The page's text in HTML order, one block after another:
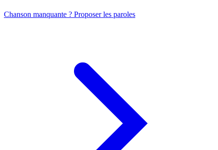
Chanson manquante ? Proposer les paroles